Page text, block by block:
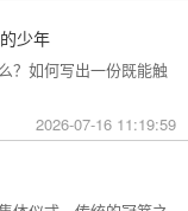
少年
？如何写出一份既能触
2026-07-16 11:19:59